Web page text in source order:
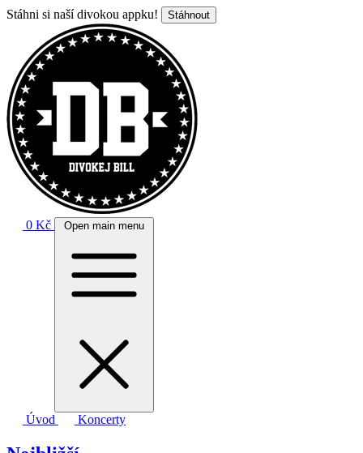
Stáhni si naší divokou appku! Stáhnout
0 Kč Open main menu
Úvod Koncerty